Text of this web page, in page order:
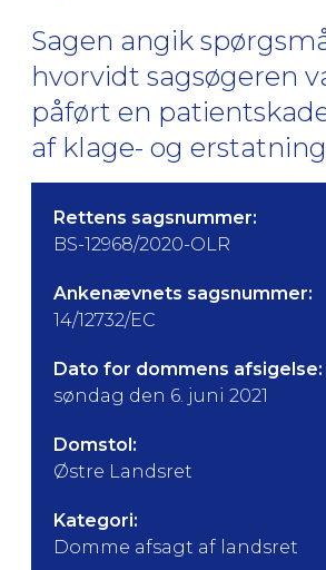
Sagen angik
hvorvidt sagsøgeren
påført en
af klage- og
Rettens sagsnummer:
BS-12968/2020-OLR
Ankenævnets sagsnummer:
14/12732/EC
Dato for dommens afsigelse:
søndag den 6. juni 2021
Domstol:
Østre Landsret
Kategori:
Domme afsagt af landsret